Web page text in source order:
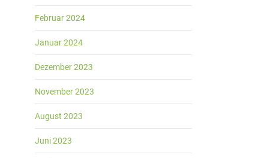
Februar 2024
Januar 2024
Dezember 2023
November 2023
August 2023
Juni 2023